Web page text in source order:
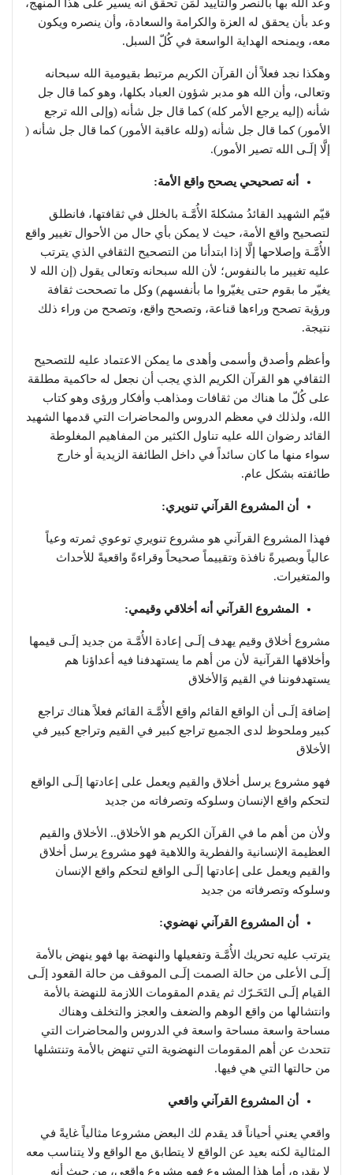
وعد الله بها بالنصر والتأييد لمَن تحقق أنه يسير على هذا المنهج،
وعد بأن يحقق له العزة والكرامة والسعادة، وأن ينصره ويكون
معه، ويمنحه الهداية الواسعة في كُلّ السبل.
وهكذا نجد فعلاً أن القرآن الكريم مرتبط بقيومية الله سبحانه
وتعالى، وأن الله هو مدبر شؤون العباد بكلها، وهو كما قال جل
شأنه (إليه يرجع الأمر كله) كما قال جل شأنه (وإلى الله ترجع
الأمور) كما قال جل شأنه (ولله عاقبة الأمور) كما قال جل شأنه (
إلَّا إلَـى الله تصير الأمور).
أنه تصحيحي يصحح واقع الأمة:
قيّم الشهيد القائدُ مشكلةَ الأُمَّـة بالخلل في ثقافتها، فانطلق
لتصحيح واقع الأمة، حيث لا يمكن بأي حال من الأحوال تغيير واقع
الأُمَّـة وإصلاحها إلَّا إذا ابتدأنا من التصحيح الثقافي الذي يترتب
عليه تغيير ما بالنفوس؛ لأن الله سبحانه وتعالى يقول (إن الله لا
يغيّر ما بقوم حتى يغيّروا ما بأنفسهم) وكل ما تصححت ثقافة
ورؤية تصحح وراءها قناعة، وتصحح واقع، وتصحح من وراء ذلك
نتيجة.
وأعظم وأصدق وأسمى وأهدى ما يمكن الاعتماد عليه للتصحيح
الثقافي هو القرآن الكريم الذي يجب أن نجعل له حاكمية مطلقة
على كُلّ ما هناك من ثقافات ومذاهب وأفكار ورؤى وهو كتاب
الله، ولذلك في معظم الدروس والمحاضرات التي قدمها الشهيد
القائد رضوان الله عليه تناول الكثير من المفاهيم المغلوطة
سواء منها ما كان سائداً في داخل الطائفة الزيدية أو خارج
طائفته بشكل عام.
أن المشروع القرآني تنويري:
فهذا المشروع القرآني هو مشروع تنويري توعوي ثمرته وعياً
عالياً وبصيرةً نافذة وتقييماً صحيحاً وقراءةً واقعيةً للأحداث
والمتغيرات.
المشروع القرآني أنه أخلاقي وقيمي:
مشروع أخلاق وقيم يهدف إلَـى إعادة الأُمَّـة من جديد إلَـى قيمها
وأخلاقها القرآنية لأن من أهم ما يستهدفنا فيه أعداؤنا هم
يستهدفوننا في القيم وَالأخلاق
إضافة إلَـى أن الواقع القائم واقع الأُمَّـة القائم فعلاً هناك تراجع
كبير وملحوظ لدى الجميع تراجع كبير في القيم وتراجع كبير في
الأخلاق
فهو مشروع يرسل أخلاق والقيم ويعمل على إعادتها إلَـى الواقع
لتحكم واقع الإنسان وسلوكه وتصرفاته من جديد
ولأن من أهم ما في القرآن الكريم هو الأخلاق.. الأخلاق والقيم
العظيمة الإنسانية والفطرية واللاهية فهو مشروع يرسل أخلاق
والقيم ويعمل على إعادتها إلَـى الواقع لتحكم واقع الإنسان
وسلوكه وتصرفاته من جديد
أن المشروع القرآني نهضوي:
يترتب عليه تحريك الأُمَّـة وتفعيلها والنهضة بها فهو ينهض بالأمة
إلَـى الأعلى من حالة الصمت إلَـى الموقف من حالة القعود إلَـى
القيام إلَـى التَحَـرّك ثم يقدم المقومات اللازمة للنهضة بالأمة
وانتشالها من واقع الوهم والضعف والعجز والتخلف وهناك
مساحة واسعة مساحة واسعة في الدروس والمحاضرات التي
تتحدث عن أهم المقومات النهضوية التي تنهض بالأمة وتنتشلها
من حالتها التي هي فيها.
أن المشروع القرآني واقعي
واقعي يعني أحياناً قد يقدم لك البعض مشروعا مثالياً غايةً في
المثالية لكنه بعيد عن الواقع لا يتطابق مع الواقع ولا يتناسب معه
لا يقدره، أما هذا المشروع فهو مشروع واقعي، من حيث أنه